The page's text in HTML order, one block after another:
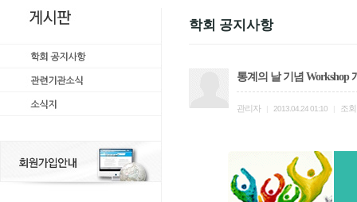
학회 공지사항
통계의 날 기념 Workshop
관리자 2013.04.24 01:10 조회